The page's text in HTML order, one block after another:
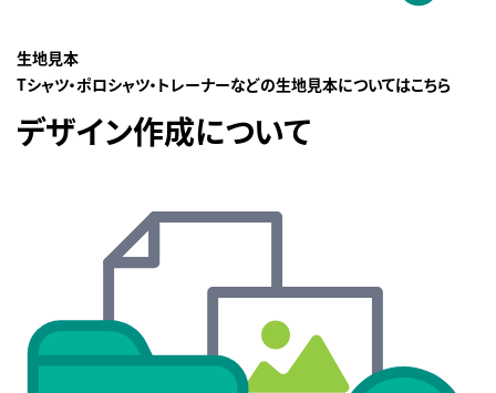
生地見本
Tシャツ・ポロシャツ・トレーナーなどの生地見本についてはこちら
デザイン作成について